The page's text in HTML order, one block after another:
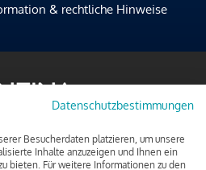
& rechtliche Hinweise
Datenschutzbestimmungen
Besucherdaten platzieren, um unsere
Inhalte anzuzeigen und Ihnen ein
bieten. Für weitere Informationen zu den